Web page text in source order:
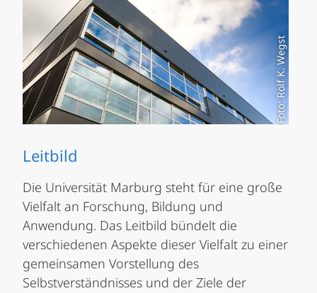
Foto: Rolf K. Wegst
Leitbild
Die Universität Marburg steht für eine große
Vielfalt an Forschung, Bildung und
Anwendung. Das Leitbild bündelt die
verschiedenen Aspekte dieser Vielfalt zu einer
gemeinsamen Vorstellung des
Selbstverständnisses und der Ziele der